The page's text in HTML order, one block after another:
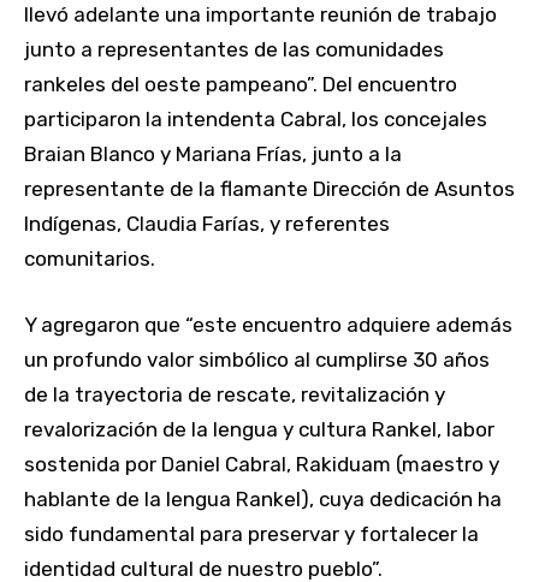
llevó adelante una importante reunión de trabajo
junto a representantes de las comunidades
rankeles del oeste pampeano”. Del encuentro
participaron la intendenta Cabral, los concejales
Braian Blanco y Mariana Frías, junto a la
representante de la flamante Dirección de Asuntos
Indígenas, Claudia Farías, y referentes
comunitarios.
Y agregaron que “este encuentro adquiere además
un profundo valor simbólico al cumplirse 30 años
de la trayectoria de rescate, revitalización y
revalorización de la lengua y cultura Rankel, labor
sostenida por Daniel Cabral, Rakiduam (maestro y
hablante de la lengua Rankel), cuya dedicación ha
sido fundamental para preservar y fortalecer la
identidad cultural de nuestro pueblo”.